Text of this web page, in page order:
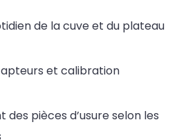
de la cuve et du plateau
et calibration
des pièces d’usure selon les